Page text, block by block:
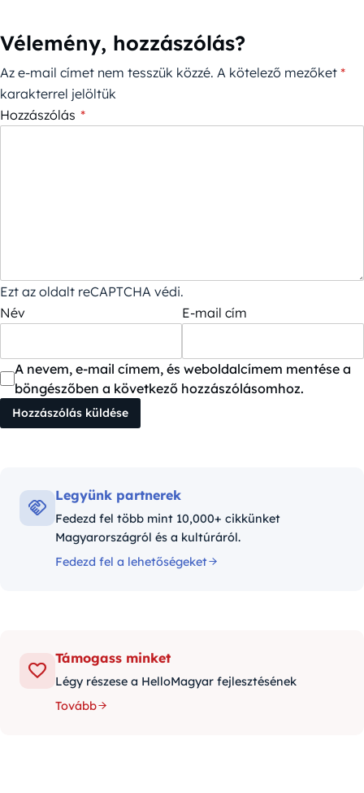
Vélemény, hozzászólás?
Az e-mail címet nem tesszük közzé. A kötelező mezőket *
karakterrel jelöltük
Hozzászólás *
Ezt az oldalt reCAPTCHA védi.
Név
E-mail cím
A nevem, e-mail címem, és weboldalcímem mentése a
böngészőben a következő hozzászólásomhoz.
Legyünk partnerek
Fedezd fel több mint 10,000+ cikkünket
Magyarországról és a kultúráról.
Fedezd fel a lehetőségeket
Támogass minket
Légy részese a HelloMagyar fejlesztésének
Tovább